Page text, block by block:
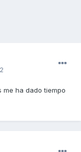
ha dado tiempo